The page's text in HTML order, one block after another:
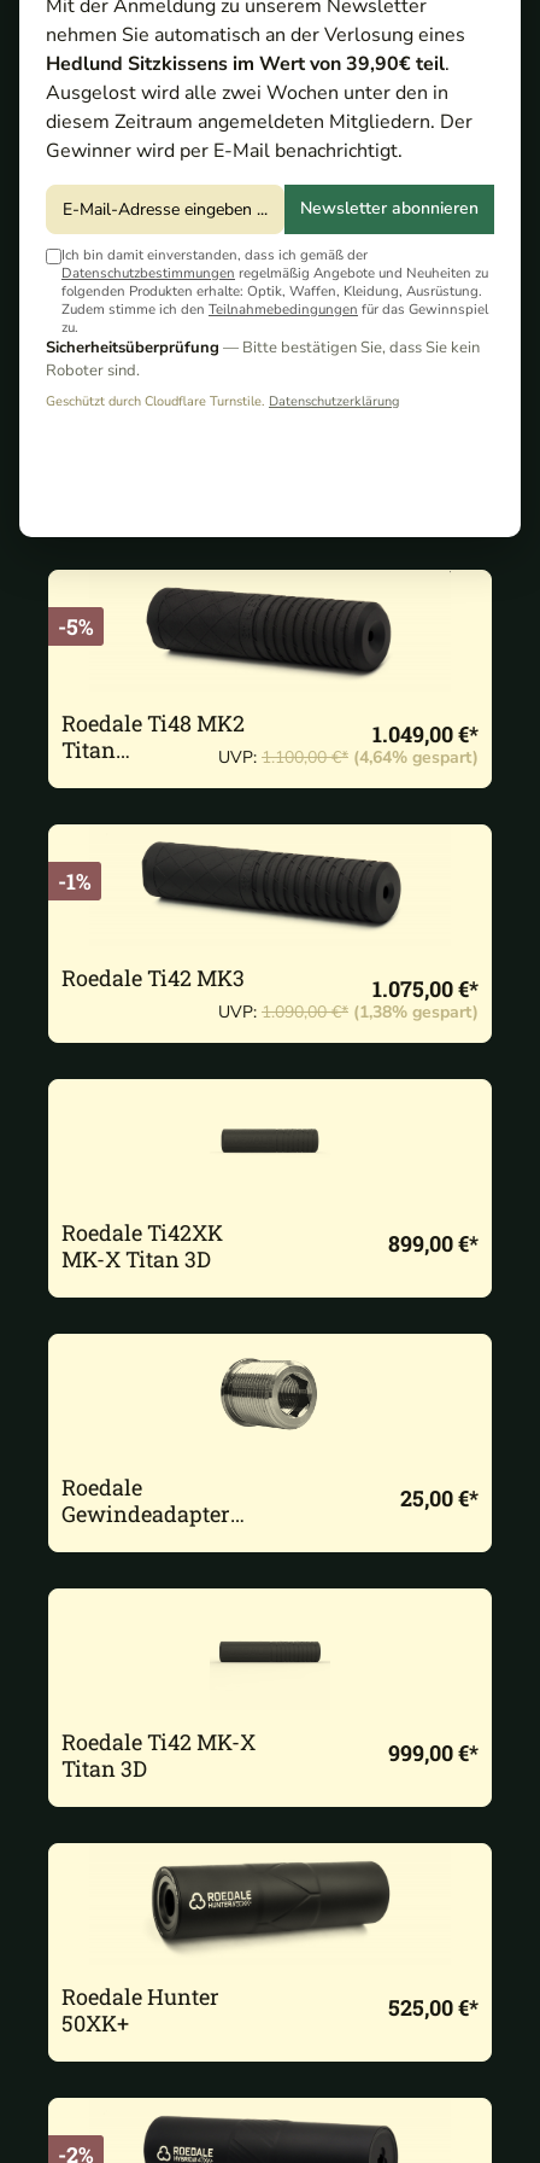
Mit der Anmeldung zu unserem Newsletter
nehmen Sie automatisch an der Verlosung eines
Hedlund Sitzkissens im Wert von 39,90€ teil.
Ausgelost wird alle zwei Wochen unter den in
diesem Zeitraum angemeldeten Mitgliedern. Der
Gewinner wird per E-Mail benachrichtigt.
Newsletter abonnieren
Ich bin damit einverstanden, dass ich gemäß der
Datenschutzbestimmungen regelmäßig Angebote und Neuheiten zu
folgenden Produkten erhalte: Optik, Waffen, Kleidung, Ausrüstung.
Zudem stimme ich den Teilnahmebedingungen für das Gewinnspiel
zu.
Sicherheitsüberprüfung — Bitte bestätigen Sie, dass Sie kein
Roboter sind.
Geschützt durch Cloudflare Turnstile. Datenschutzerklärung
Roedale
Gewindeadapter
Roedale SD Basis
M18x1
-5%
Roedale Ti48 MK2
Titan
1.049,00 €*
UVP: 1.100,00 €* (4,64% gespart)
-1%
Roedale Ti42 MK3 1.075,00 €*
UVP: 1.090,00 €* (1,38% gespart)
Roedale Ti42XK
MK-X Titan 3D
899,00 €*
Roedale
Gewindeadapter
25,00 €*
Roedale Ti42 MK-X
Titan 3D
999,00 €*
Roedale Hunter
50XK+
525,00 €*
-2%